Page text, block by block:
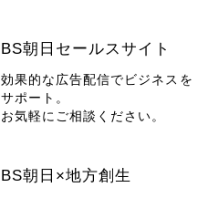
BS朝日セールスサイト
効果的な広告配信でビジネスを
サポート。
お気軽にご相談ください。
BS朝日×地方創生